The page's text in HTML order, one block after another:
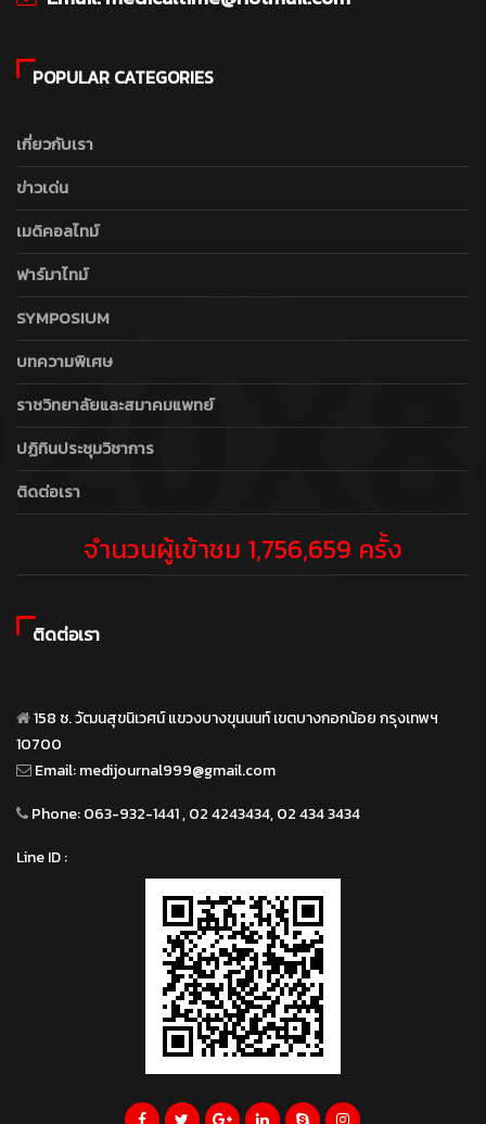
POPULAR CATEGORIES
เกี่ยวกับเรา
ข่าวเด่น
เมดิคอลไทม์
ฟาร์มาไทม์
SYMPOSIUM
บทความพิเศษ
ราชวิทยาลัยและสมาคมแพทย์
ปฏิทินประชุมวิชาการ
ติดต่อเรา
จำนวนผู้เข้าชม 1,756,659 ครั้ง
ติดต่อเรา
158 ซ. วัฒนสุขนิเวศน์ แขวงบางขุนนนท์ เขตบางกอกน้อย กรุงเทพฯ
10700
Email:medijournal999@gmail.com
Phone:063-932-1441 , 02 4243434, 02 434 3434
Line ID :